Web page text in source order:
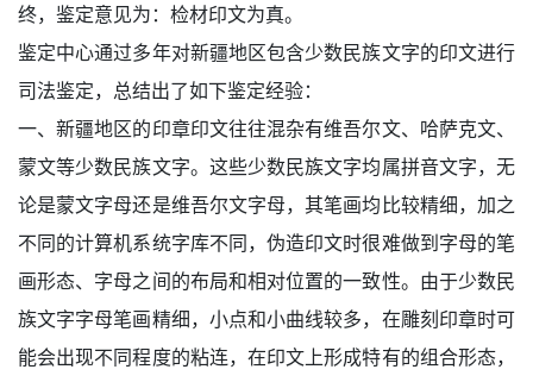
终，鉴定意见为：检材印文为真。
鉴定中心通过多年对新疆地区包含少数民族文字的印文进行
司法鉴定，总结出了如下鉴定经验：
一、新疆地区的印章印文往往混杂有维吾尔文、哈萨克文、
蒙文等少数民族文字。这些少数民族文字均属拼音文字，无
论是蒙文字母还是维吾尔文字母，其笔画均比较精细，加之
不同的计算机系统字库不同，伪造印文时很难做到字母的笔
画形态、字母之间的布局和相对位置的一致性。由于少数民
族文字字母笔画精细，小点和小曲线较多，在雕刻印章时可
能会出现不同程度的粘连，在印文上形成特有的组合形态，